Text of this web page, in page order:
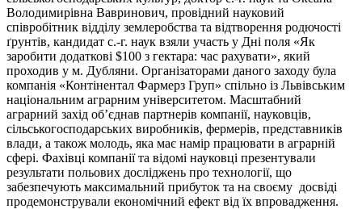
Володимирівна Вавринович, провідний науковий
співробітник відділу землеробства та відтворення родючості
ґрунтів, кандидат с.-г. наук взяли участь у Дні поля «Як
заробити додаткові $100 з гектара: час рахувати», який
проходив у м. Дубляни. Організаторами даного заходу була
компанія «Контінентал Фармерз Груп» спільно із Львівським
національним аграрним університетом. Масштабний
аграрний захід об’єднав партнерів компанії, науковців,
сільськогосподарських виробників, фермерів, представників
влади, а також молодь, яка має намір працювати в аграрній
сфері. Фахівці компанії та відомі науковці презентували
результати польових досліджень про технології, що
забезпечують максимальний прибуток та на своєму досвіді
продемонстрували економічний ефект від їх впровадження.